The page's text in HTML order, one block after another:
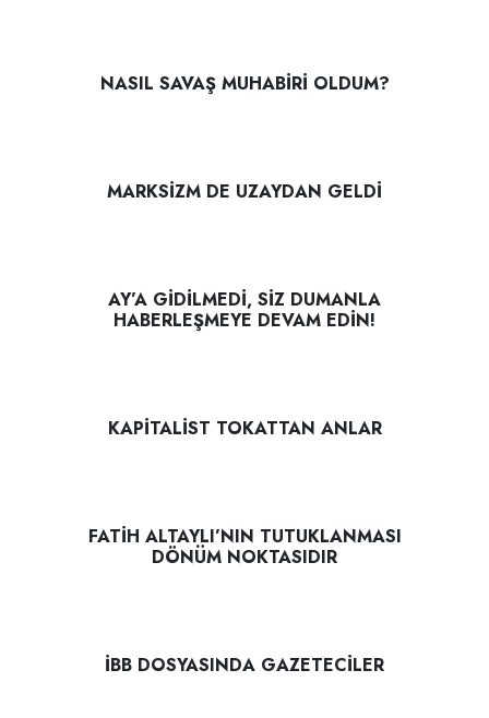
NASIL SAVAŞ MUHABİRİ OLDUM?
MARKSİZM DE UZAYDAN GELDİ
AY’A GİDİLMEDİ, SİZ DUMANLA
HABERLEŞMEYE DEVAM EDİN!
KAPİTALİST TOKATTAN ANLAR
FATİH ALTAYLI’NIN TUTUKLANMASI
DÖNÜM NOKTASIDIR
İBB DOSYASINDA GAZETECİLER